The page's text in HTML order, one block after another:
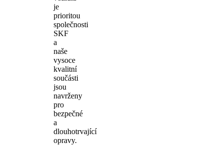
je
prioritou
společnosti
SKF
a
naše
vysoce
kvalitní
součásti
jsou
navrženy
pro
bezpečné
a
dlouhotrvající
opravy.